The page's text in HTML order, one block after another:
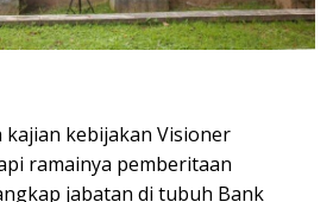
kajian kebijakan Visioner
ramainya pemberitaan
jabatan di tubuh Bank